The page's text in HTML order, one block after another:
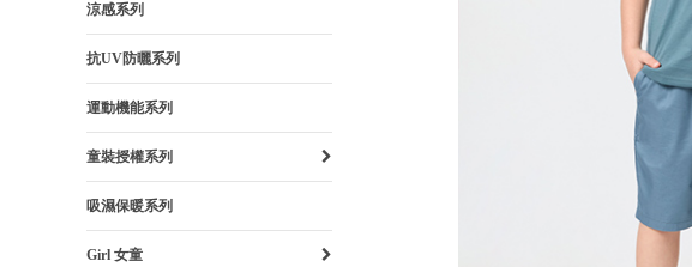
涼感系列
抗UV防曬系列
運動機能系列
童裝授權系列
吸濕保暖系列
Girl 女童